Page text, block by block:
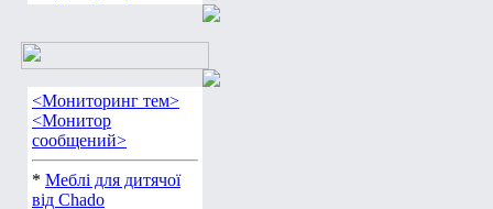
<Мониторинг тем>
<Монитор
сообщений>
* Меблі для дитячої
від Chado